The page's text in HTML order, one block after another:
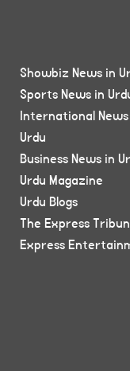
Showbiz News in
Sports News in
International
Urdu
Business News in
Urdu Magazine
Urdu Blogs
The Express
Express